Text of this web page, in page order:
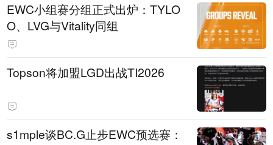
EWC小组赛分组正式出炉：TYLO
O、LVG与Vitality同组
Topson将加盟LGD出战TI2026
s1mple谈BC.G止步EWC预选赛：